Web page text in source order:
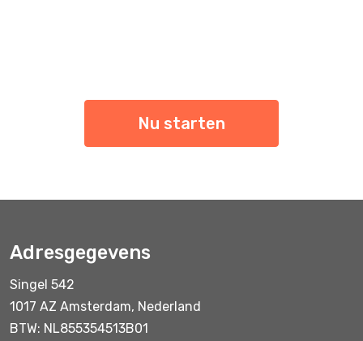
Nu starten
Adresgegevens
Singel 542
1017 AZ Amsterdam, Nederland
BTW: NL855354513B01